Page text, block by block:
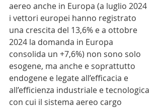
aereo anche in Europa (a luglio 2024
i vettori europei hanno registrato
una crescita del 13,6% e a ottobre
2024 la domanda in Europa
consolida un +7,6%) non sono solo
esogene, ma anche e soprattutto
endogene e legate all’efficacia e
all’efficienza industriale e tecnologica
con cui il sistema aereo cargo